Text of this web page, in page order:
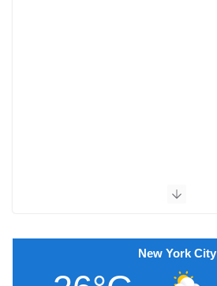
New York City